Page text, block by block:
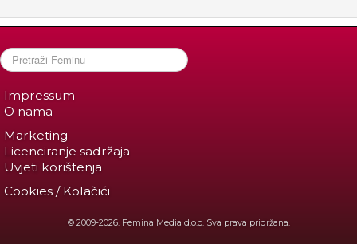
Impressum
O nama
Marketing
Licenciranje sadržaja
Uvjeti korištenja
Cookies / Kolačići
© 2009-2026. Femina Media d.o.o. Sva prava pridržana.